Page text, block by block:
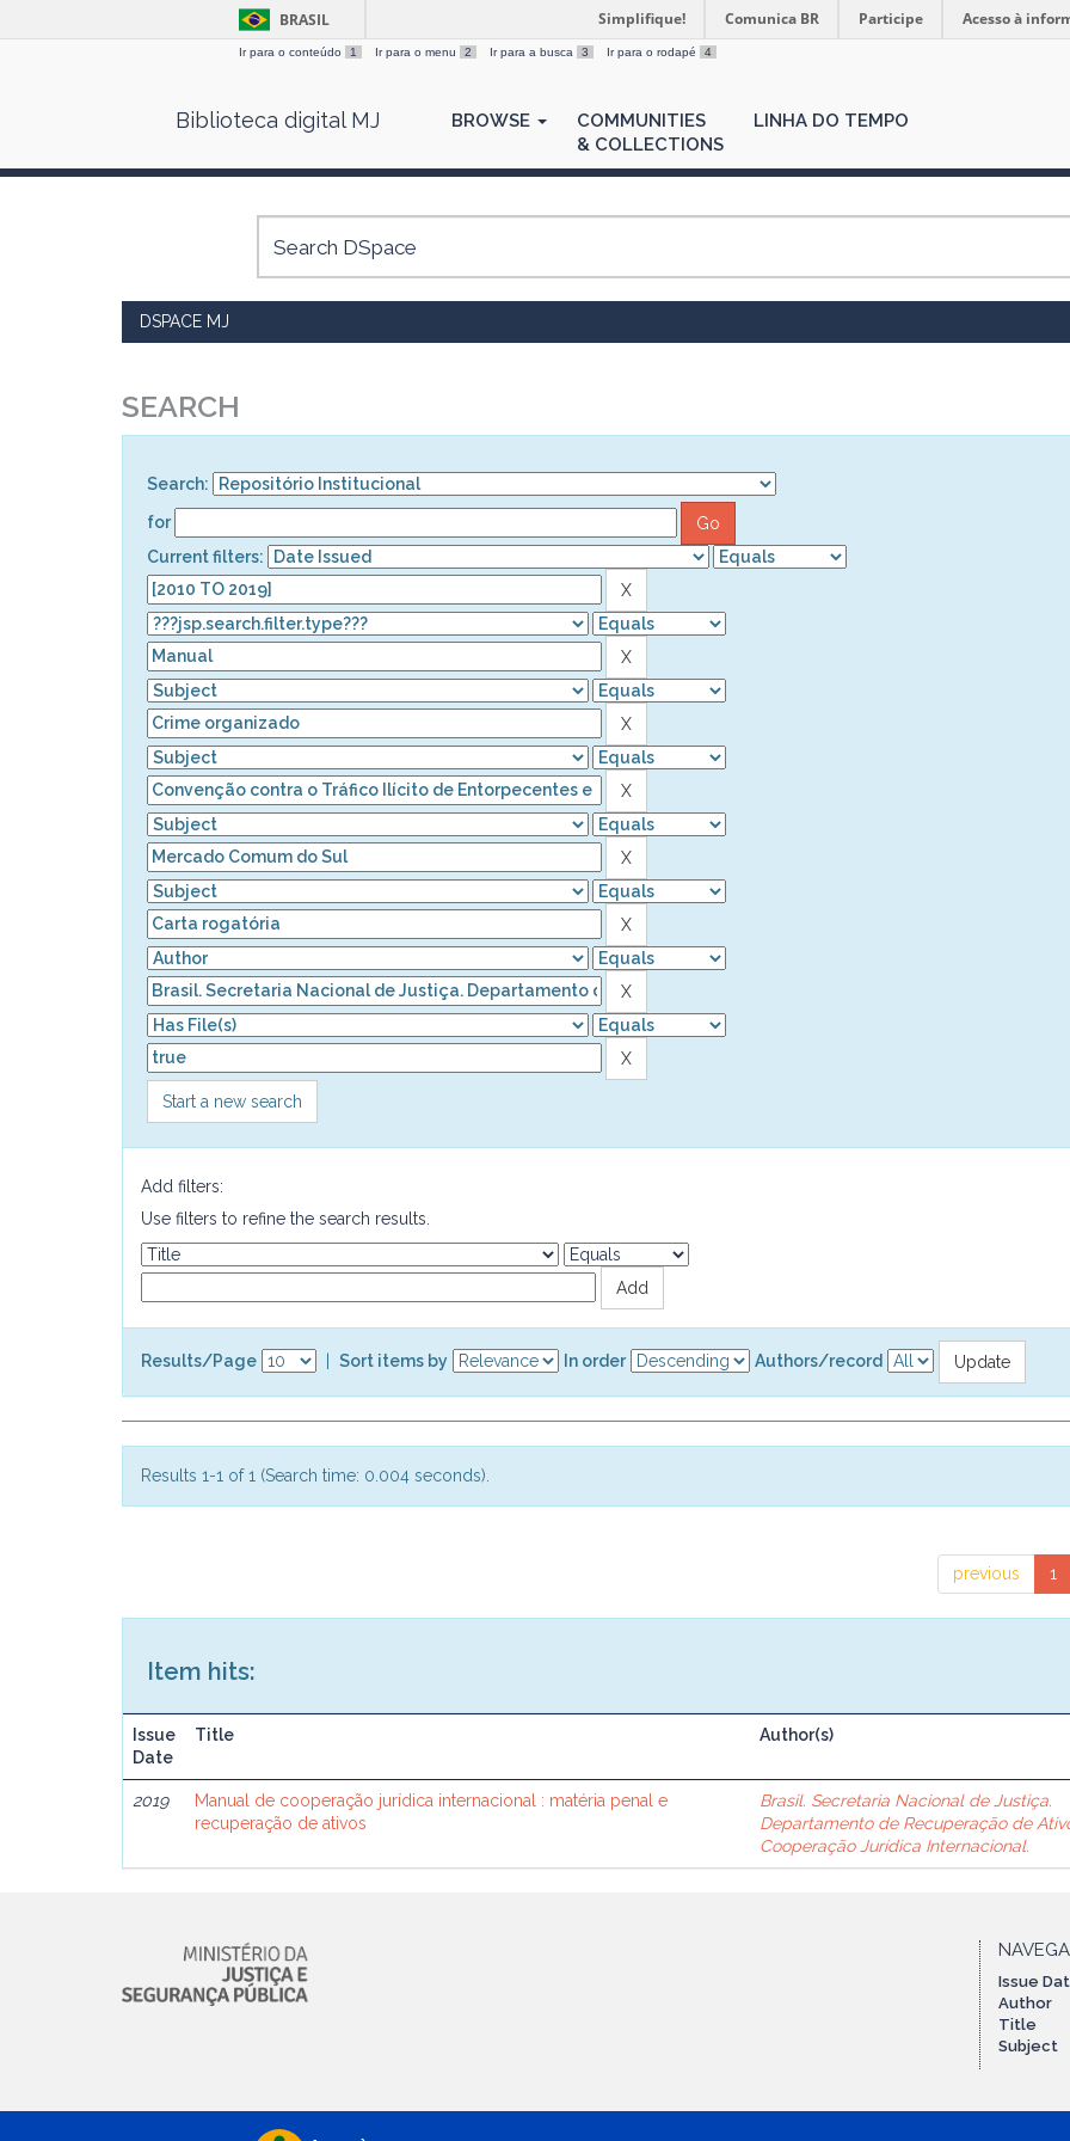
BRASIL Simplifique! Comunica BR Participe Acesso à
Ir para o conteúdo 1 Ir para o menu 2 Ir para a busca 3 Ir para o rodapé 4
Biblioteca digital MJ BROWSE
COMMUNITIES
& COLLECTIONS
LINHA DO TEMPO
DSPACE MJ
SEARCH
Search:
for
Current filters:
Start a new search
Add filters:
Use filters to refine the search results.
Results/Page Sort items by In order Authors/record
Results 1-1 of 1 (Search time: 0.004 seconds).
previous 1
Item hits:
Issue
Date
Title Author(s)
2019
Manual de cooperação jurídica internacional : matéria penal e
recuperação de ativos
Brasil. Secretaria Nacional de Justiça.
Departamento de Recuperação de
Cooperação Jurídica Internacional.
Issue
Author
Title
Subject